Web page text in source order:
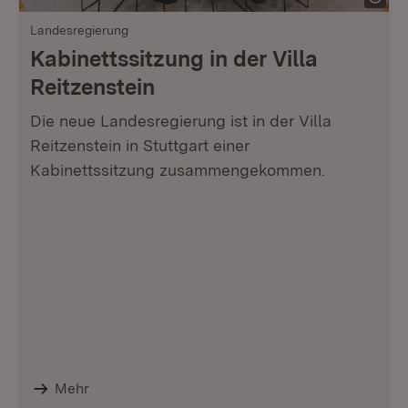
Landesregierung
Kabinettssitzung in der Villa
Reitzenstein
Die neue Landesregierung ist in der Villa
Reitzenstein in Stuttgart einer
Kabinettssitzung zusammengekommen.
Mehr